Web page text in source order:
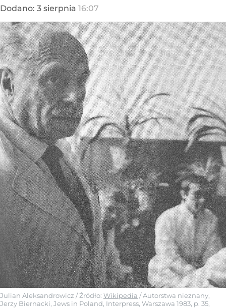
Dodano: 3 sierpnia 16:07
Julian Aleksandrowicz / Źródło: Wikipedia /Autorstwa nieznany,
Jerzy Biernacki, Jews in Poland, Interpress, Warszawa 1983, p. 35,